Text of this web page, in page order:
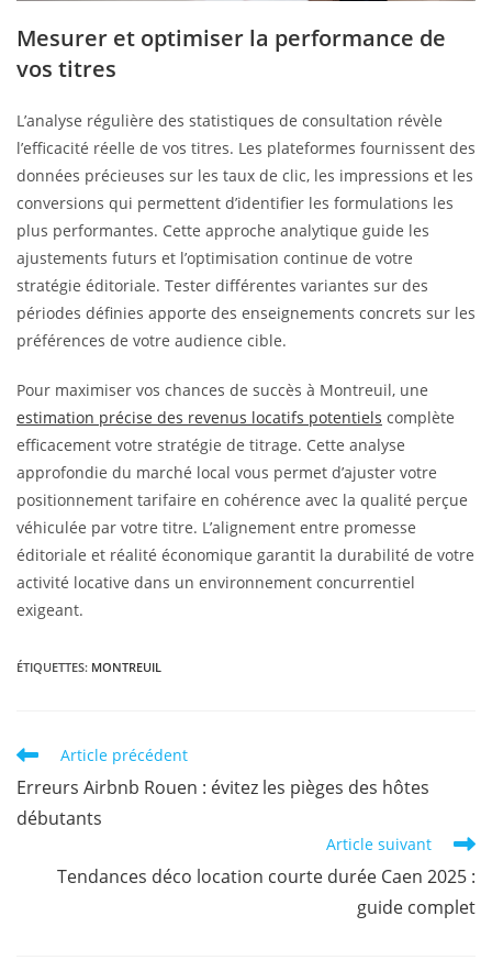
Mesurer et optimiser la performance de
vos titres
L’analyse régulière des statistiques de consultation révèle
l’efficacité réelle de vos titres. Les plateformes fournissent des
données précieuses sur les taux de clic, les impressions et les
conversions qui permettent d’identifier les formulations les
plus performantes. Cette approche analytique guide les
ajustements futurs et l’optimisation continue de votre
stratégie éditoriale. Tester différentes variantes sur des
périodes définies apporte des enseignements concrets sur les
préférences de votre audience cible.
Pour maximiser vos chances de succès à Montreuil, une
estimation précise des revenus locatifs potentiels complète
efficacement votre stratégie de titrage. Cette analyse
approfondie du marché local vous permet d’ajuster votre
positionnement tarifaire en cohérence avec la qualité perçue
véhiculée par votre titre. L’alignement entre promesse
éditoriale et réalité économique garantit la durabilité de votre
activité locative dans un environnement concurrentiel
exigeant.
ÉTIQUETTES: MONTREUIL
Article précédent
Erreurs Airbnb Rouen : évitez les pièges des hôtes
débutants
Article suivant
Tendances déco location courte durée Caen 2025 :
guide complet